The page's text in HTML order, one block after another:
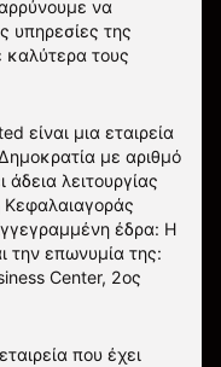
να
υπηρεσίες της
καλύτερα τους
είναι μια εταιρεία
με αριθμό
λειτουργίας
Κεφαλαιαγοράς
έδρα: Η
την επωνυμία της:
Center, 2ος
που έχει